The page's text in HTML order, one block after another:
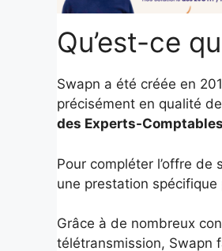
Qu’est-ce
Swapn a été créée en
précisément en qualité de
des Experts-Comptables
Pour compléter l’offre
une prestation spécifique
Grâce à de nombreux
télétransmission, Swapn